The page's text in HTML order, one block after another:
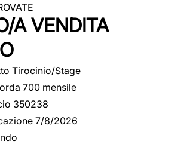
A VENDITA
Tirocinio/Stage
700 mensile
350238
7/8/2026